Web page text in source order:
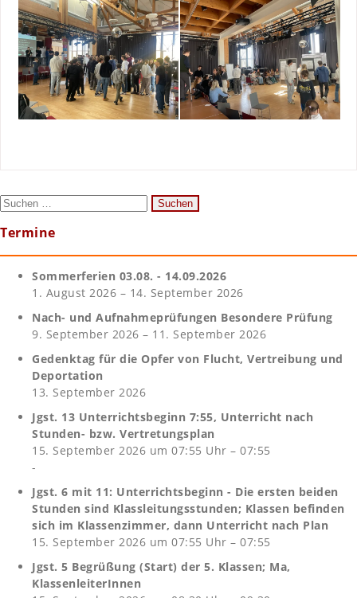
Suchen
Termine
Sommerferien 03.08. - 14.09.2026
1. August 2026 – 14. September 2026
Nach- und Aufnahmeprüfungen Besondere Prüfung
9. September 2026 – 11. September 2026
Gedenktag für die Opfer von Flucht, Vertreibung und
Deportation
13. September 2026
Jgst. 13 Unterrichtsbeginn 7:55, Unterricht nach
Stunden- bzw. Vertretungsplan
15. September 2026 um 07:55 Uhr – 07:55
-
Jgst. 6 mit 11: Unterrichtsbeginn - Die ersten beiden
Stunden sind Klassleitungsstunden; Klassen befinden
sich im Klassenzimmer, dann Unterricht nach Plan
15. September 2026 um 07:55 Uhr – 07:55
Jgst. 5 Begrüßung (Start) der 5. Klassen; Ma,
KlassenleiterInnen